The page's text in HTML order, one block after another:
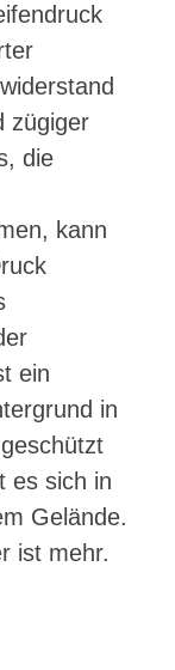
zügiger
die
kann
ein
in
es sich in
Gelände.
ist mehr.